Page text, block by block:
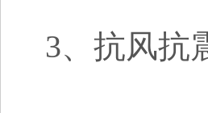
3、抗风抗